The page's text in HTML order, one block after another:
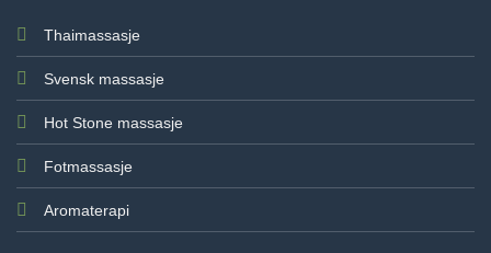
Thaimassasje
Svensk massasje
Hot Stone massasje
Fotmassasje
Aromaterapi